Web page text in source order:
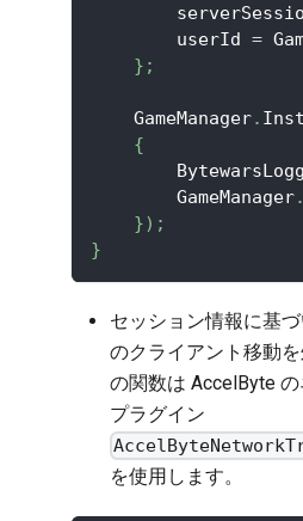
        userId
=
} ;
    GameManager
.
{
        GameManager
.
}) ;
}
セッション情報に基
のクライアント移動
の関数は AccelByte
プラグイン
を使用します。